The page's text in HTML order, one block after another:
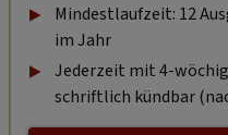
Mindestlaufzeit: 12
im Jahr
Jederzeit mit 4-
schriftlich kündbar